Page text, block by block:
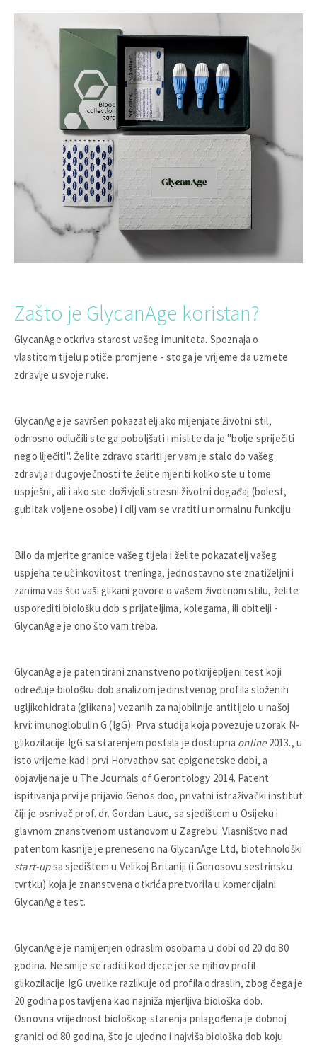
Zašto je GlycanAge koristan?
GlycanAge otkriva starost vašeg imuniteta. Spoznaja o
vlastitom tijelu potiče promjene - stoga je vrijeme da uzmete
zdravlje u svoje ruke.
GlycanAge je savršen pokazatelj ako mijenjate životni stil,
odnosno odlučili ste ga poboljšati i mislite da je "bolje spriječiti
nego liječiti". Želite zdravo stariti jer vam je stalo do vašeg
zdravlja i dugovječnosti te želite mjeriti koliko ste u tome
uspješni, ali i ako ste doživjeli stresni životni događaj (bolest,
gubitak voljene osobe) i cilj vam se vratiti u normalnu funkciju.
Bilo da mjerite granice vašeg tijela i želite pokazatelj vašeg
uspjeha te učinkovitost treninga, jednostavno ste znatiželjni i
zanima vas što vaši glikani govore o vašem životnom stilu, želite
usporediti biološku dob s prijateljima, kolegama, ili obitelji -
GlycanAge je ono što vam treba.
GlycanAge je patentirani znanstveno potkrijepljeni test koji
određuje biološku dob analizom jedinstvenog profila složenih
ugljikohidrata (glikana) vezanih za najobilnije antitijelo u našoj
krvi: imunoglobulin G (IgG). Prva studija koja povezuje uzorak N-
glikozilacije IgG sa starenjem postala je dostupna online2013., u
isto vrijeme kad i prvi Horvathov sat epigenetske dobi, a
objavljena je u The Journals of Gerontology 2014. Patent
ispitivanja prvi je prijavio Genos doo, privatni istraživački institut
čiji je osnivač prof. dr. Gordan Lauc, sa sjedištem u Osijeku i
glavnom znanstvenom ustanovom u Zagrebu. Vlasništvo nad
patentom kasnije je preneseno na GlycanAge Ltd, biotehnološki
start-upsa sjedištem u Velikoj Britaniji (i Genosovu sestrinsku
tvrtku) koja je znanstvena otkrića pretvorila u komercijalni
GlycanAge test.
GlycanAge je namijenjen odraslim osobama u dobi od 20 do 80
godina. Ne smije se raditi kod djece jer se njihov profil
glikozilacije IgG uvelike razlikuje od profila odraslih, zbog čega je
20 godina postavljena kao najniža mjerljiva biološka dob.
Osnovna vrijednost biološkog starenja prilagođena je dobnoj
granici od 80 godina, što je ujedno i najviša biološka dob koju